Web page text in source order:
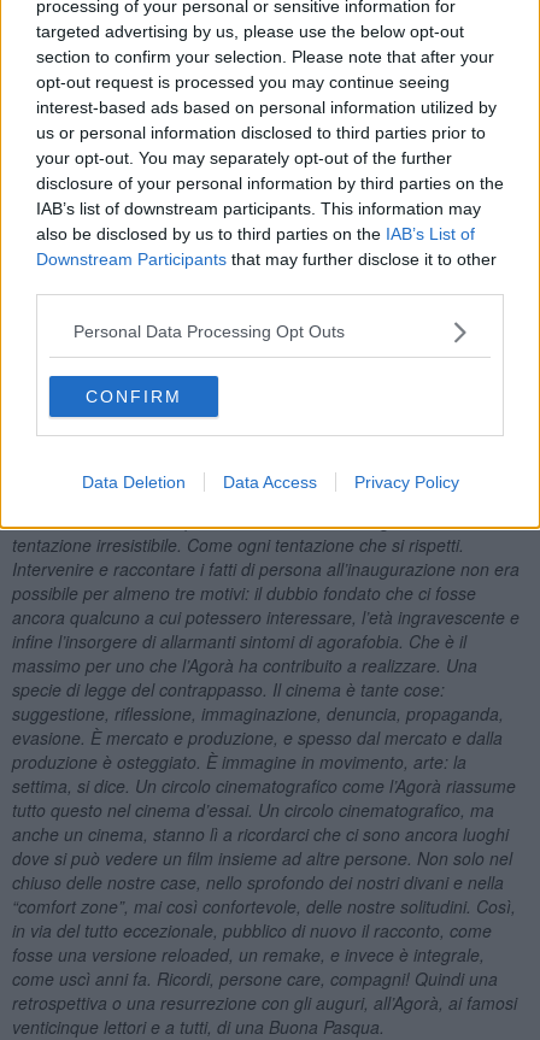
processing of your personal or sensitive information for
targeted advertising by us, please use the below opt-out
section to confirm your selection. Please note that after your
opt-out request is processed you may continue seeing
interest-based ads based on personal information utilized by
us or personal information disclosed to third parties prior to
your opt-out. You may separately opt-out of the further
disclosure of your personal information by third parties on the
IAB’s list of downstream participants. This information may
also be disclosed by us to third parties on the IAB’s List of
Downstream Participants that may further disclose it to other
Personal Data Processing Opt Outs
CONFIRM
Data Deletion Data Access Privacy Policy
stato resta, né si ricorda. Nemmeno tutto è degno di memoria. Ma
qualcosa -mi sarebbe piaciuto dire molto- rimane e ancora va
avanti. Non so se questo ci insegna sempre come fare. A volte lo
credo, a volte no. Però forse rimane il fatto che, a nostro modo,
fummo gruppo dirigente e non perché ne abbiamo avuto il potere.
O non solo per questo, per chi potere ne ha avuto, ha pensato di
averlo oppure se n’è illuso. No. Per un’altra fondamentale ragione:
perché non eravamo solo meri dispensatori di servizi. Siamo stati
critica. Partecipazione. E costruzione di cambiamento.
Buon compleanno Agorà! Quali che siano gli anni, che del resto a
fortuna.
Libero Venturi
Pontedera, maggio 2020
_____________________
l’Agorà, dopo i lavori di restauro svolti nella sede di Via Valtriani.
Riproporre questo racconto, uscito anni fa nella rubrica “Pensieri
tentazione irresistibile. Come ogni tentazione che si rispetti.
Intervenire e raccontare i fatti di persona all’inaugurazione non era
possibile per almeno tre motivi: il dubbio fondato che ci fosse
ancora qualcuno a cui potessero interessare, l’età ingravescente e
infine l’insorgere di allarmanti sintomi di agorafobia. Che è il
massimo per uno che l’Agorà ha contribuito a realizzare. Una
specie di legge del contrappasso. Il cinema è tante cose:
suggestione, riflessione, immaginazione, denuncia, propaganda,
evasione. È mercato e produzione, e spesso dal mercato e dalla
produzione è osteggiato. È immagine in movimento, arte: la
settima, si dice. Un circolo cinematografico come l’Agorà riassume
tutto questo nel cinema d’essai. Un circolo cinematografico, ma
anche un cinema, stanno lì a ricordarci che ci sono ancora luoghi
dove si può vedere un film insieme ad altre persone. Non solo nel
chiuso delle nostre case, nello sprofondo dei nostri divani e nella
“comfort zone”, mai così confortevole, delle nostre solitudini. Così,
in via del tutto eccezionale, pubblico di nuovo il racconto, come
fosse una versione reloaded, un remake, e invece è integrale,
come uscì anni fa. Ricordi, persone care, compagni! Quindi una
retrospettiva o una resurrezione con gli auguri, all’Agorà, ai famosi
venticinque lettori e a tutti, di una Buona Pasqua.